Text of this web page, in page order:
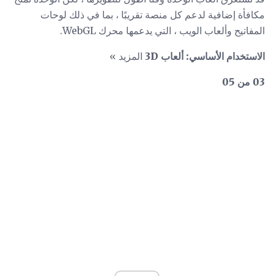
مكافأة إضافية لدعم كل منصة تقريبًا ، بما في ذلك لوحات
المفاتيح وألعاب الويب ، التي يدعمها محرك WebGL.
الاستخدام الأساسي: ألعاب 3D المزيد »
03 من 05